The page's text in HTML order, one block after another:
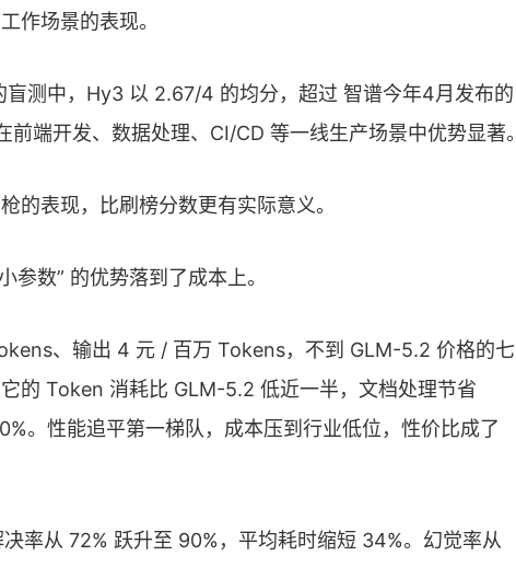
作场景的表现。
盲测中，Hy3 以 2.67/4 的均分，超过 智谱今年4月发布的
前端开发、数据处理、CI/CD 等一线生产场景中优势显著。
的表现，比刷榜分数更有实际意义。
参数” 的优势落到了成本上。
、输出 4 元 / 百万 Tokens，不到 GLM-5.2 价格的七
的 Token 消耗比 GLM-5.2 低近一半，文档处理节省
。性能追平第一梯队，成本压到行业低位，性价比成了
率从 72% 跃升至 90%，平均耗时缩短 34%。幻觉率从